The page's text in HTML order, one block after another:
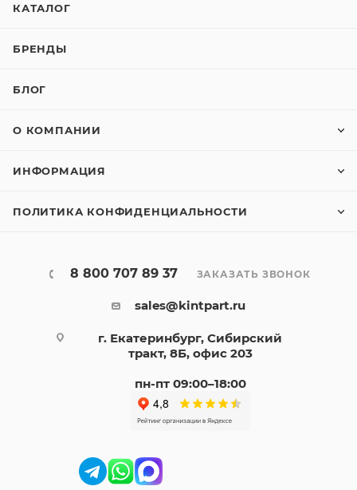
КАТАЛОГ
БРЕНДЫ
БЛОГ
О КОМПАНИИ
ИНФОРМАЦИЯ
ПОЛИТИКА КОНФИДЕНЦИАЛЬНОСТИ
8 800 707 89 37 ЗАКАЗАТЬ ЗВОНОК
sales@kintpart.ru
г. Екатеринбург, Сибирский
тракт, 8Б, офис 203
пн-пт 09:00–18:00